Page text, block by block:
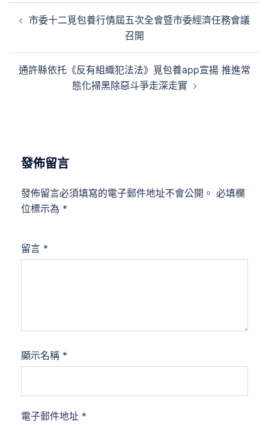
章
覽
市委十二覓包養行情屆五次全會暨市委經濟任務會議
召開
通許縣依托《反有組織犯法法》覓包養app宣揚 推進常
態化掃黑除惡斗爭走深走實
發佈留言
發佈留言必須填寫的電子郵件地址不會公開。 必填欄
位標示為 *
留言 *
顯示名稱 *
電子郵件地址 *